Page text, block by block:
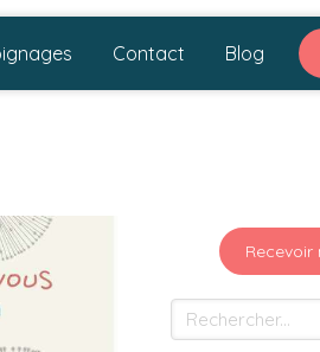
Contact Blog
Rechercher